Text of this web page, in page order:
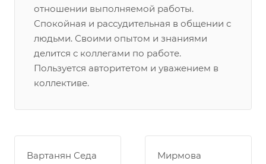
отношении выполняемой работы.
Спокойная и рассудительная в общении с
людьми. Своими опытом и знаниями
делится с коллегами по работе.
Пользуется авторитетом и уважением в
коллективе.
Вартанян Седа
Мирмова